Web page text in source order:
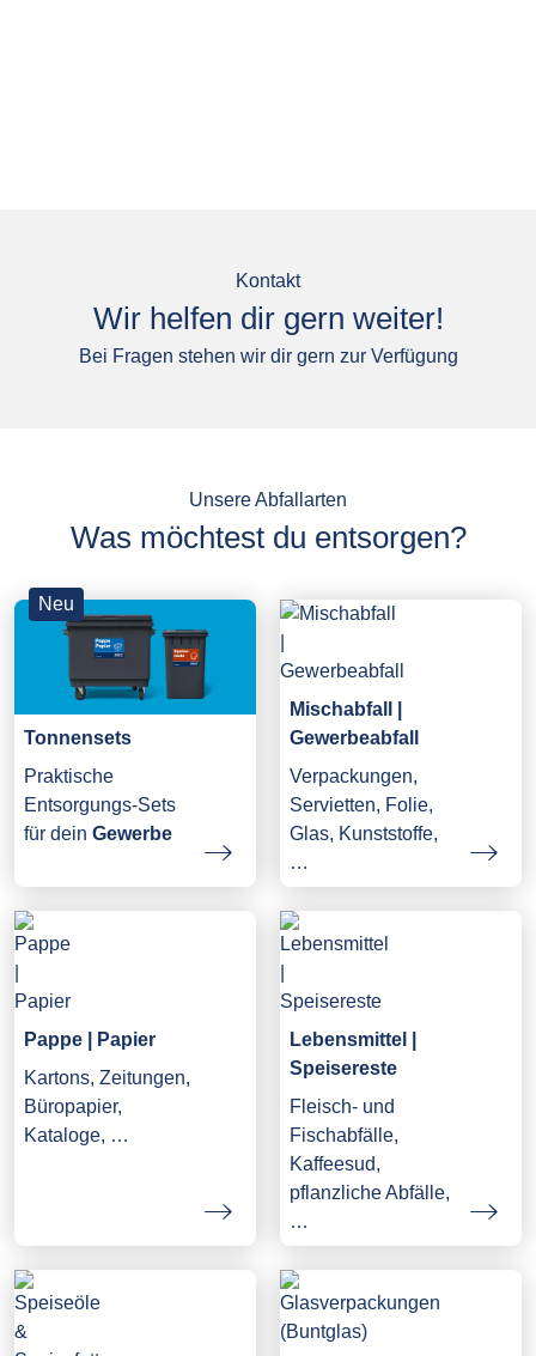
Kontakt
Wir helfen dir gern weiter!
Bei Fragen stehen wir dir gern zur Verfügung
Unsere Abfallarten
Was möchtest du entsorgen?
Neu
Tonnensets
Praktische
Entsorgungs-Sets
für dein Gewerbe
Mischabfall |
Gewerbeabfall
Verpackungen,
Servietten, Folie,
Glas, Kunststoffe,
…
Pappe | Papier
Kartons, Zeitungen,
Büropapier,
Kataloge, …
Lebensmittel |
Speisereste
Fleisch- und
Fischabfälle,
Kaffeesud,
pflanzliche Abfälle,
…